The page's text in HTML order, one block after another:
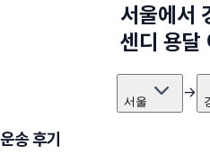
서울에서
센디 용달
서울 →
운송 후기